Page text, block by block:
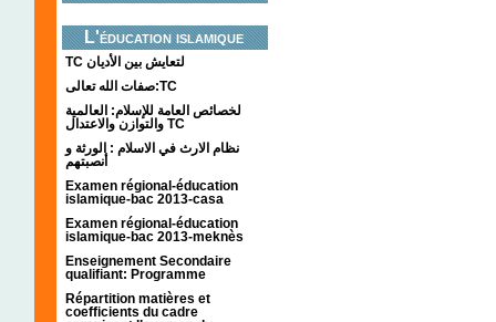
L'éducation islamique
TC لتعايش بين الأديان
صفات الله تعالى:TC
لخصائص العامة للإسلام: العالمية
والتوازن والاعتدال TC
نظام الارث في الاسلام : الورثة و
أنصبتهم
Examen régional-éducation
islamique-bac 2013-casa
Examen régional-éducation
islamique-bac 2013-meknès
Enseignement Secondaire
qualifiant: Programme
Répartition matières et
coefficients du cadre